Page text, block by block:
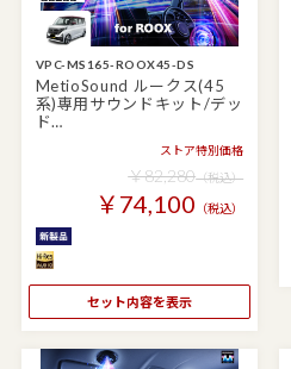
VPC-MS165-ROOX45-DS
MetioSound ルークス(45
系)専用サウンドキット/デッ
ド…
ストア特別価格
￥82,280（税込）
￥74,100 （税込）
セット内容を表示